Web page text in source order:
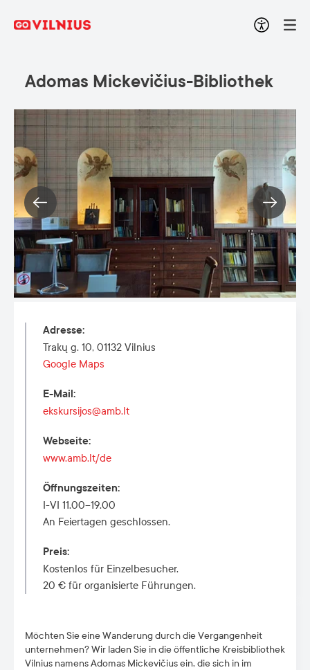
Adomas Mickevičius-Bibliothek
Möchten Sie eine Wanderung durch die Vergangenheit
unternehmen? Wir laden Sie in die öffentliche Kreisbibliothek
Vilnius namens Adomas Mickevičius ein, die sich in im
Adresse:
Trakų g. 10, 01132 Vilnius
Google Maps
E-Mail :
ekskursijos@amb.lt
Webseite:
www.amb.lt/de
Öffnungszeiten:
I-VI 11.00–19.00
An Feiertagen geschlossen.
Preis:
Kostenlos für Einzelbesucher.
20 € für organisierte Führungen.